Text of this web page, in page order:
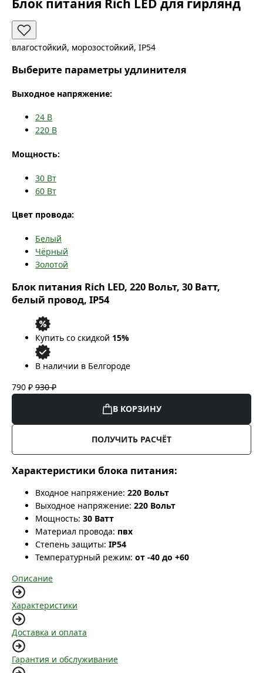
Блок питания Rich LED для гирлянд
влагостойкий, морозостойкий, IP54
Выберите параметры удлинителя
Выходное напряжение:
24 В
220 В
Мощность:
30 Вт
60 Вт
Цвет провода:
Белый
Чёрный
Золотой
Блок питания Rich LED, 220 Вольт, 30 Ватт,
белый провод, IP54
Купить со скидкой 15%
В наличии в Белгороде
790 ₽ 930 ₽
В КОРЗИНУ
ПОЛУЧИТЬ РАСЧЁТ
Характеристики блока питания:
Входное напряжение: 220 Вольт
Выходное напряжение: 220 Вольт
Мощность: 30 Ватт
Материал провода: пвх
Степень защиты: IP54
Температурный режим: от -40 до +60
Описание
Характеристики
Доставка и оплата
Гарантия и обслуживание